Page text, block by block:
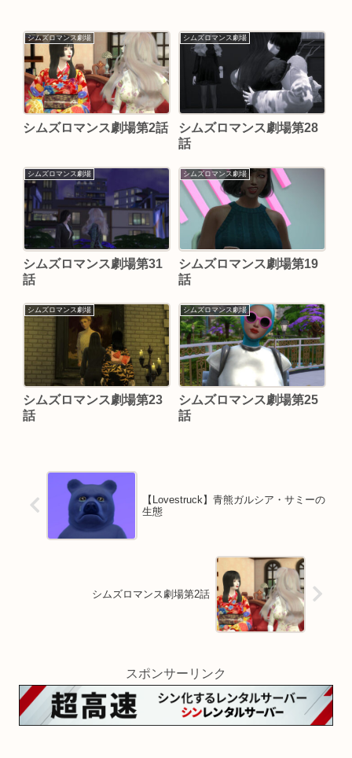
シムズロマンス劇場
シムズロマンス劇場第2話
シムズロマンス劇場
シムズロマンス劇場第28
話
シムズロマンス劇場
シムズロマンス劇場第31
話
シムズロマンス劇場
シムズロマンス劇場第19
話
シムズロマンス劇場
シムズロマンス劇場第23
話
シムズロマンス劇場
シムズロマンス劇場第25
話
【Lovestruck】青熊ガルシア・サミーの
生態
シムズロマンス劇場第2話
スポンサーリンク